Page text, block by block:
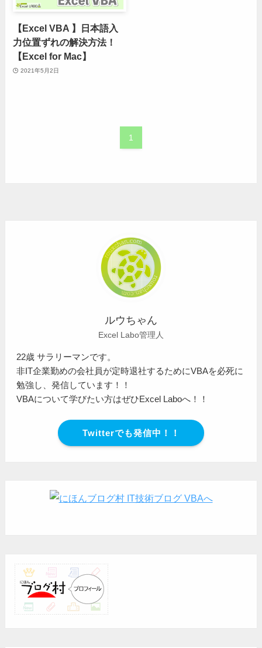
【Excel VBA 】日本語入
力位置ずれの解決方法！
【Excel for Mac】
2021年5月2日
1
ルウちゃん
Excel Labo管理人
22歳 サラリーマンです。
非IT企業勤めの会社員が定時退社するためにVBAを必死に
勉強し、発信しています！！
VBAについて学びたい方はぜひExcel Laboへ！！
Twitterでも発信中！！